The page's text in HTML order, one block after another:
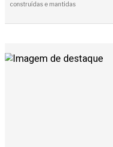
construídas e mantidas